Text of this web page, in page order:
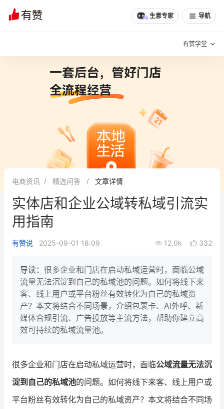
生意专家 导航
有赞学堂
增长方法
有赞专家说
新零售最佳实践
面对面聊增长
新零售大会
增长产品指南
智库 产品场景库
产品更新动态
品牌消费观
新零售资讯
文章 问诊 分享
电商资讯 精选问答 文章详情
实体店和企业公域转私域引流实
用指南
有赞说 2025-09-01 18:09 12.0k 332
导读： 很多企业和门店在启动私域运营时，面临公域
流量无法沉淀到自己的私域池的问题。如何将线下来
客、线上用户或平台粉丝有效转化为自己的私域资
产？本文将结合不同场景，介绍包裹卡、AI外呼、新
媒体合规引流、广告投放等主流方法，帮助你建立高
效可持续的私域流量池。
很多企业和门店在启动私域运营时，面临公域流量无法沉
淀到自己的私域池的问题。如何将线下来客、线上用户或
平台粉丝有效转化为自己的私域资产？本文将结合不同场